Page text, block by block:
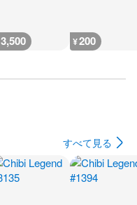
3,500 ¥200
すべて見る